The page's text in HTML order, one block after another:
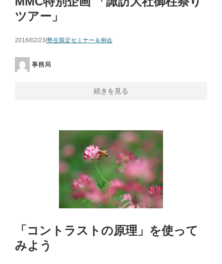
ツアー」
2016/02/23|塾生限定セミナー＆例会
事務局
続きを見る
「コントラストの原理」を使って
みよう